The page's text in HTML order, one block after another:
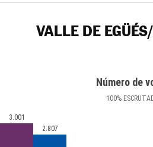
VALLE DE
Número de
100%
3.001
2.807